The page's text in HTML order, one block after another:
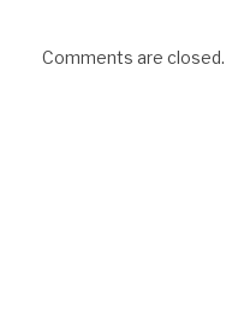
Comments are closed.